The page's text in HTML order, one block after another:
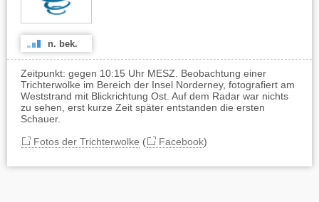
n. bek.
Zeitpunkt: gegen 10:15 Uhr MESZ. Beobachtung einer
Trichterwolke im Bereich der Insel Norderney, fotografiert am
Weststrand mit Blickrichtung Ost. Auf dem Radar war nichts
zu sehen, erst kurze Zeit später entstanden die ersten
Schauer.
Fotos der Trichterwolke ( Facebook)